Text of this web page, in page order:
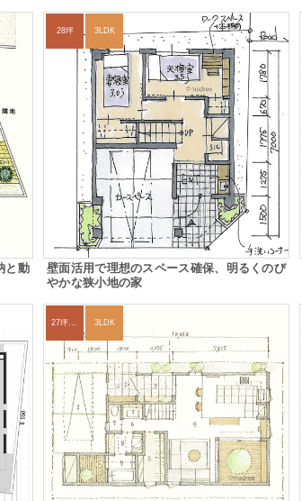
と動
28坪 3LDK
壁面活用で理想のスペース確保、明るくのび
やかな狭小地の家
27坪〜30坪 3LDK